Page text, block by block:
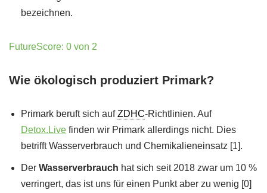
bezeichnen.
FutureScore: 0 von 2
Wie ökologisch produziert Primark?
Primark beruft sich aufZDHC-Richtlinien. Auf
Detox.Live finden wir Primark allerdings nicht. Dies
betrifft Wasserverbrauch und Chemikalieneinsatz [1].
Der Wasserverbrauch hat sich seit 2018 zwar um 10 %
verringert, das ist uns für einen Punkt aber zu wenig [0]